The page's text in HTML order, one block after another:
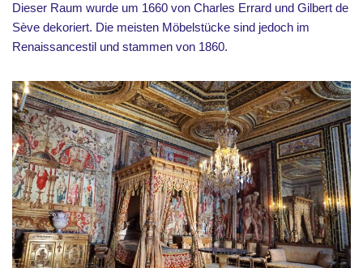
Dieser Raum wurde um 1660 von Charles Errard und Gilbert de
Sève dekoriert. Die meisten Möbelstücke sind jedoch im
Renaissancestil und stammen von 1860.